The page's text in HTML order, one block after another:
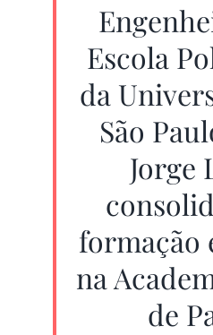
Escola
da
São
Jorge
formação
na
de